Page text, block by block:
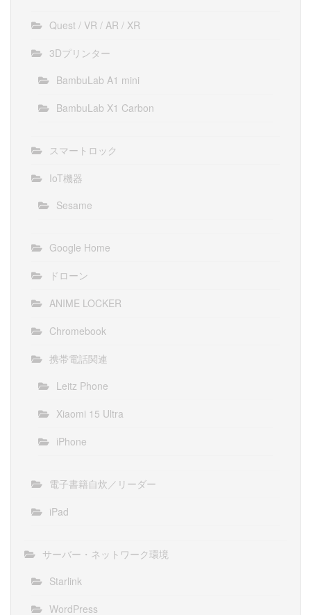
Quest / VR / AR / XR
3Dプリンター
BambuLab A1 mini
BambuLab X1 Carbon
スマートロック
IoT機器
Sesame
Google Home
ドローン
ANIME LOCKER
Chromebook
携帯電話関連
Leitz Phone
Xiaomi 15 Ultra
iPhone
電子書籍自炊／リーダー
iPad
サーバー・ネットワーク環境
Starlink
WordPress